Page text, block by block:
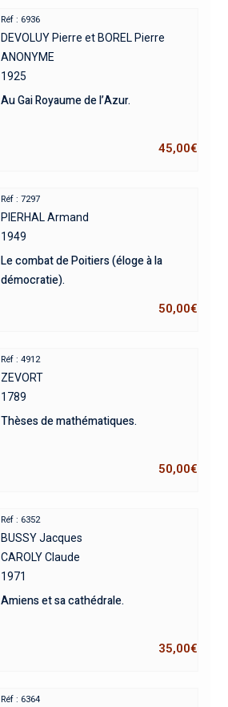
Réf : 6936
DEVOLUY Pierre et BOREL Pierre
ANONYME
1925
Au Gai Royaume de l’Azur.
45,00€
Réf : 7297
PIERHAL Armand
1949
Le combat de Poitiers (éloge à la
démocratie).
50,00€
Réf : 4912
ZEVORT
1789
Thèses de mathématiques.
50,00€
Réf : 6352
BUSSY Jacques
CAROLY Claude
1971
Amiens et sa cathédrale.
35,00€
Réf : 6364